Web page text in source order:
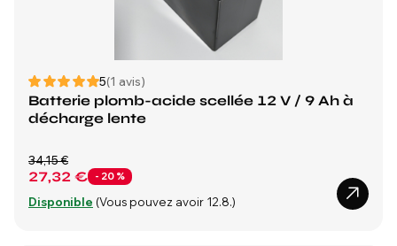
5(1 avis)
Batterie plomb-acide scellée 12 V / 9 Ah à
décharge lente
27,32 € - 20 %
34,15 €
Disponible (Vous pouvez avoir 12.8.)